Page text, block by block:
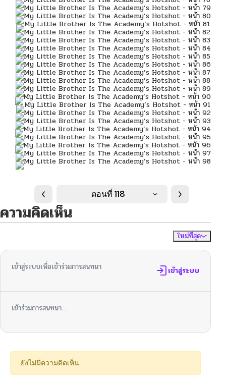
ตอนที่ 118
ความคิดเห็น
ใหม่ที่สุด
เข้าสู่ระบบเพื่อเข้าร่วมการสนทนา เข้าสู่ระบบ
เข้าร่วมการสนทนา...
ยังไม่มีความคิดเห็น